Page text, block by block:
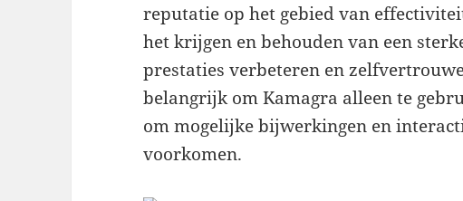
reputatie op het gebied van
het krijgen en behouden van een
prestaties verbeteren en
belangrijk om Kamagra alleen te
om mogelijke bijwerkingen en
voorkomen.